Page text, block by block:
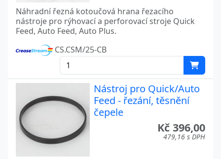
Náhradní řezná kotoučová hrana řezacího
nástroje pro rýhovací a perforovací stroje Quick
Feed, Auto Feed, Auto Plus.
CS.CSM/25-CB
Nástroj pro Quick/Auto
Feed - řezání, těsnění
čepele
Kč 396,00
479,16 s DPH